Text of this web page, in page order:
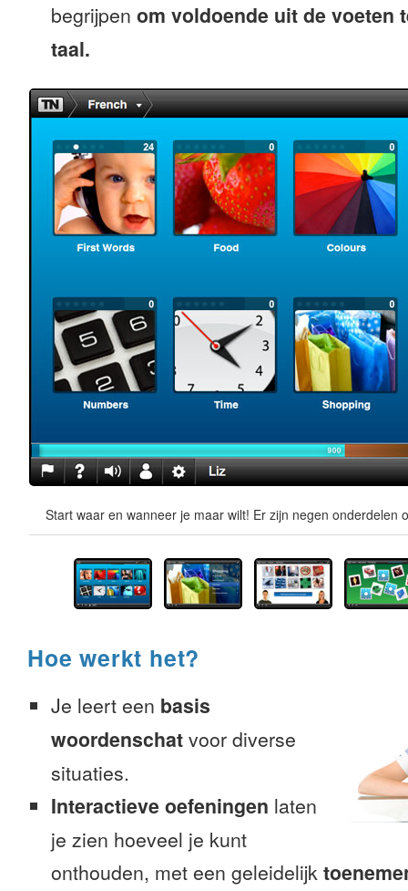
begrijpen om voldoende uit de voeten
taal.
Start waar en wanneer je maar wilt! Er zijn negen onderdelen
Hoe werkt het?
Je leert een basis
woordenschat voor diverse
situaties.
Interactieve oefeningen laten
je zien hoeveel je kunt
onthouden, met een geleidelijk